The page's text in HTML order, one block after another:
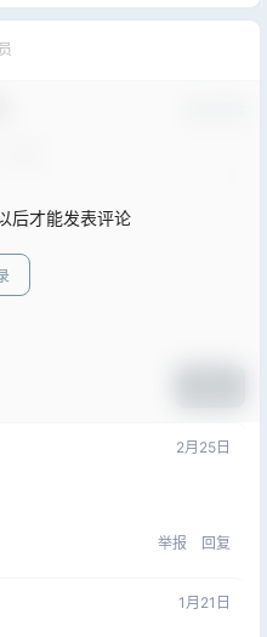
后才能发表评论
2月25日
举报 回复
1月21日